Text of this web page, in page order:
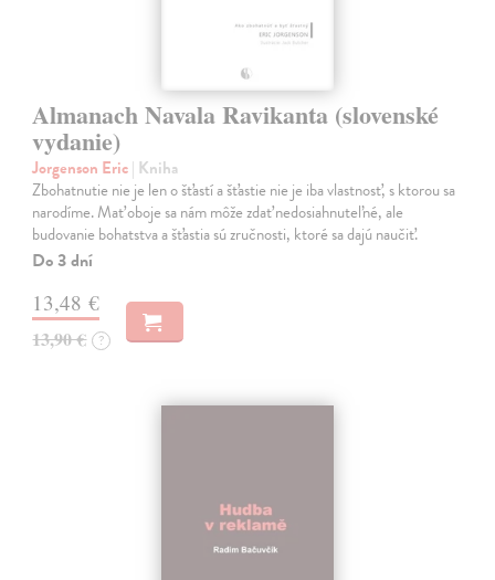
Almanach Navala Ravikanta (slovenské
vydanie)
Jorgenson Eric| Kniha
Zbohatnutie nie je len o šťastí a šťastie nie je iba vlastnosť, s ktorou sa
narodíme. Mať oboje sa nám môže zdať nedosiahnuteľné, ale
budovanie bohatstva a šťastia sú zručnosti, ktoré sa dajú naučiť.
Do 3 dní
13,48 €
13,90 € ?